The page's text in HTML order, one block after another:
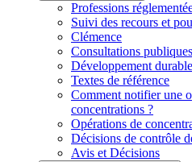
Professions
Suivi des recours et
Clémence
Consultations
Développement
Textes de référence
Comment notifier une
concentrations ?
Opérations de
Décisions de contrôle
Avis et Décisions